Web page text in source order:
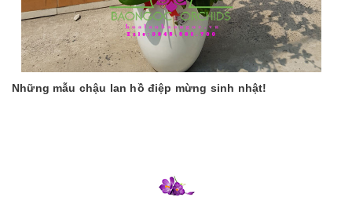
Những mẫu chậu lan hồ điệp mừng sinh nhật!